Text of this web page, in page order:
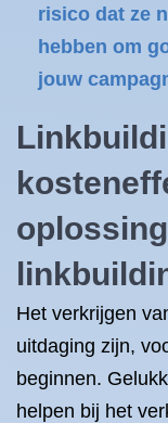
risico dat ze
hebben om
jouw
Het verkrijgen
uitdaging zijn,
beginnen.
helpen bij het